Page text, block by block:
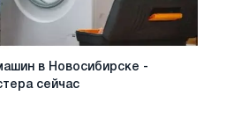
в Новосибирске -
сейчас